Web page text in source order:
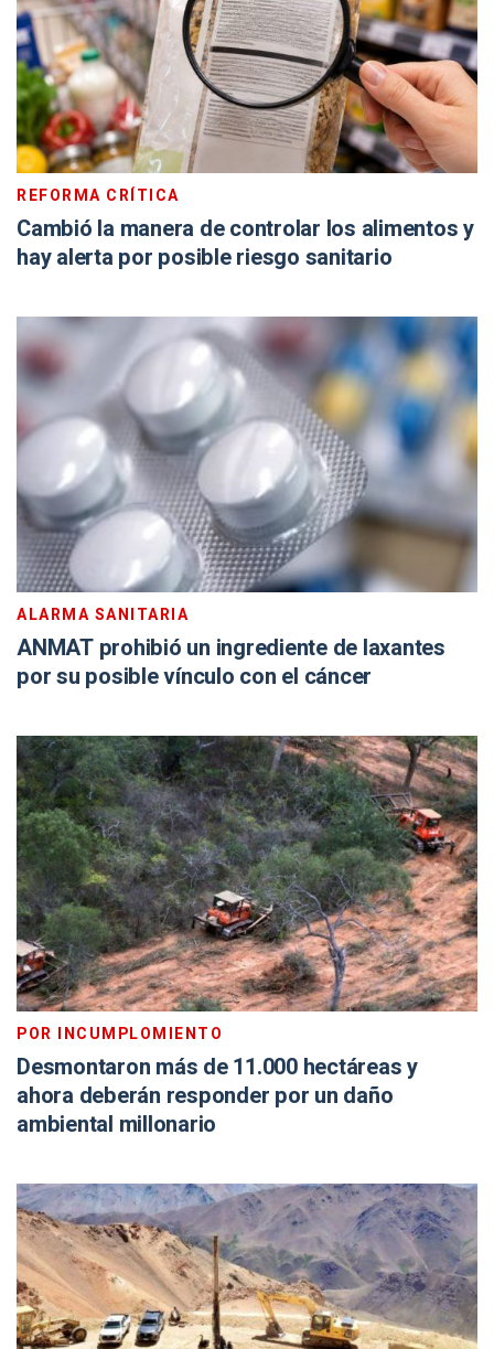
REFORMA CRÍTICA
Cambió la manera de controlar los alimentos y
hay alerta por posible riesgo sanitario
ALARMA SANITARIA
ANMAT prohibió un ingrediente de laxantes
por su posible vínculo con el cáncer
POR INCUMPLOMIENTO
Desmontaron más de 11.000 hectáreas y
ahora deberán responder por un daño
ambiental millonario